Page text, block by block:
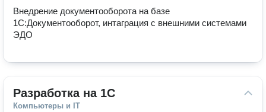
Внедрение документооборота на базе
1С:Документооборот, интаграция с внешними системами
ЭДО
Разработка на 1C
Компьютеры и IT